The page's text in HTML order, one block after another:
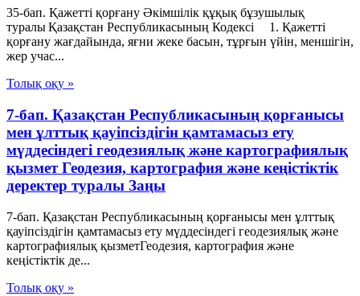
35-бап. Қажеттi қорғану Әкімшілік құқық бұзушылық
туралы Қазақстан Республикасының Кодексі 1. Қажеттi
қорғану жағдайында, яғни жеке басын, тұрғын үйiн, меншiгiн,
жер учас...
Толық оқу »
7-бап. Қазақстан Республикасының қорғанысы
мен ұлттық қауіпсіздігін қамтамасыз ету
мүддесіндегі геодезиялық және картографиялық
қызмет Геодезия, картография және кеңістіктік
деректер туралы Заңы
7-бап. Қазақстан Республикасының қорғанысы мен ұлттық
қауіпсіздігін қамтамасыз ету мүддесіндегі геодезиялық және
картографиялық қызметГеодезия, картография және
кеңістіктік де...
Толық оқу »